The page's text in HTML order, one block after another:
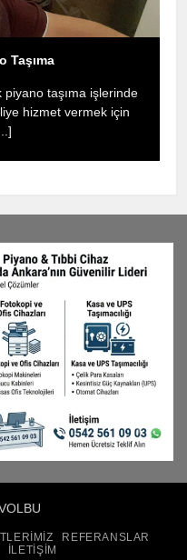
Taşıma
piyano taşıma işlerinde
hizmet vermek için
REFERANSLAR
İLETIŞIM